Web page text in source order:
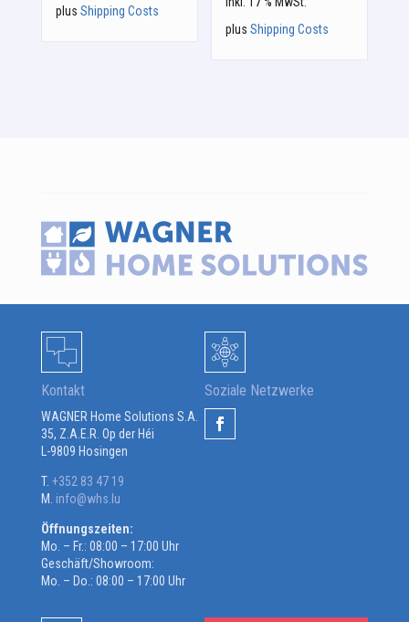
plus Shipping Costs
plusShipping Costs
Kontakt
WAGNER Home Solutions S.A.
35, Z.A.E.R. Op der Héi
L-9809 Hosingen
T. +352 83 47 19
M. info@whs.lu
Öffnungszeiten:
Mo. – Fr.: 08:00 – 17:00 Uhr
Geschäft/Showroom:
Mo. – Do.: 08:00 – 17:00 Uhr
Soziale Netzwerke